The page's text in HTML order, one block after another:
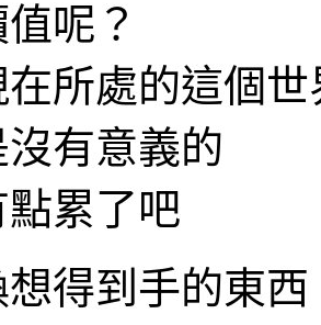
呢？
所處的這個世
有意義的
累了吧
得到手的東西